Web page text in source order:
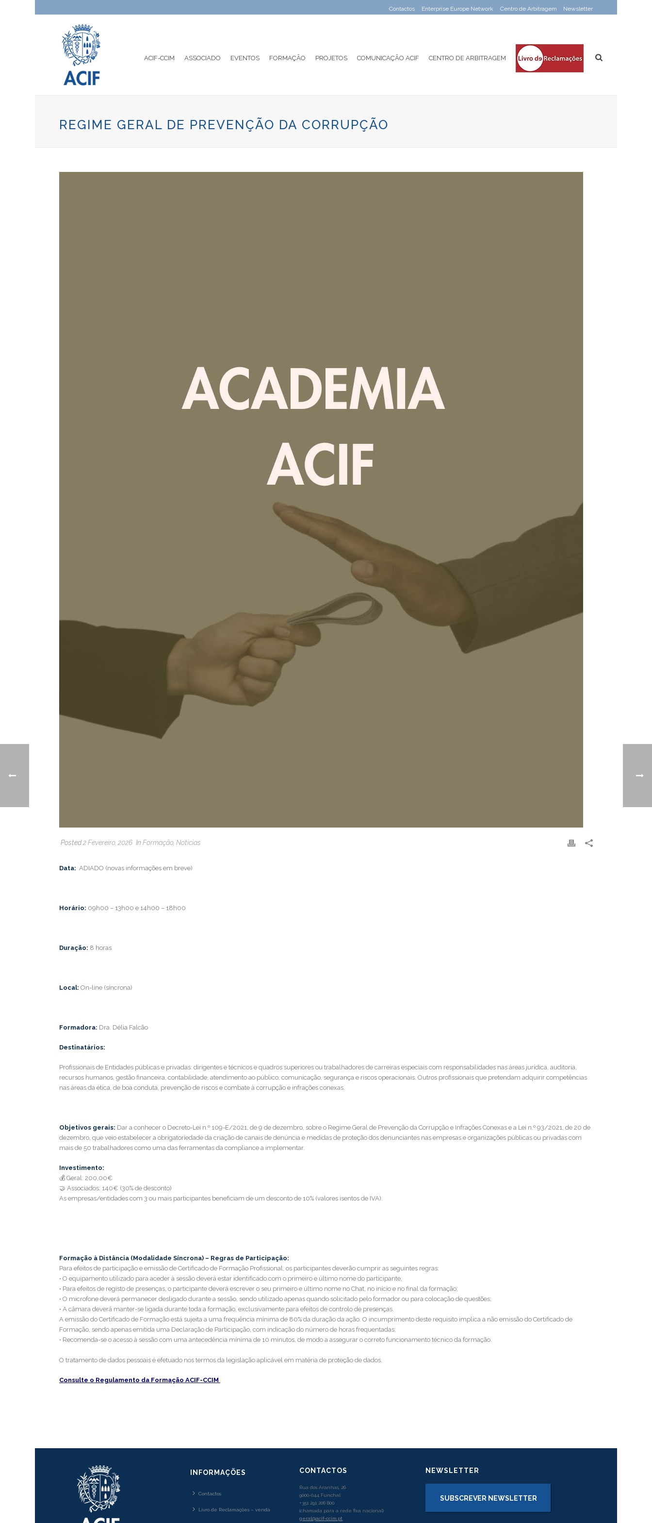
Newsletter
Contactos Enterprise Europe Network Centro de Arbitragem
ACIF-CCIM ASSOCIADO EVENTOS FORMAÇÃO PROJETOS COMUNICAÇÃO ACIF CENTRO DE ARBITRAGEM
REGIME GERAL DE PREVENÇÃO DA CORRUPÇÃO
Posted2 Fevereiro, 2026 In Formação, Noticias
Data: ADIADO (novas informações em breve)
Horário: 09h00 – 13h00 e 14h00 – 18h00
Duração: 8 horas
Local: On-line (síncrona)
Formadora: Dra. Délia Falcão
Destinatários:
Profissionais de Entidades públicas e privadas: dirigentes e técnicos e quadros superiores ou trabalhadores de carreiras especiais com responsabilidades nas áreas jurídica, auditoria,
recursos humanos, gestão financeira, contabilidade, atendimento ao público, comunicação, segurança e riscos operacionais. Outros profissionais que pretendam adquirir competências
nas áreas da ética, de boa conduta, prevenção de riscos e combate à corrupção e infrações conexas.
Objetivos gerais: Dar a conhecer o Decreto-Lei n.º 109-E/2021, de 9 de dezembro, sobre o Regime Geral de Prevenção da Corrupção e Infrações Conexas e a Lei n.º 93/2021, de 20 de
dezembro, que veio estabelecer a obrigatoriedade da criação de canais de denúncia e medidas de proteção dos denunciantes nas empresas e organizações públicas ou privadas com
mais de 50 trabalhadores como uma das ferramentas da compliance a implementar.
Investimento:
💰 Geral: 200,00€
🤝 Associados: 140€ (30% de desconto)
As empresas/entidades com 3 ou mais participantes beneficiam de um desconto de 10% (valores isentos de IVA).
Formação à Distância (Modalidade Síncrona) – Regras de Participação:
Para efeitos de participação e emissão de Certificado de Formação Profissional, os participantes deverão cumprir as seguintes regras:
• O equipamento utilizado para aceder à sessão deverá estar identificado com o primeiro e último nome do participante;
• Para efeitos de registo de presenças, o participante deverá escrever o seu primeiro e último nome no Chat, no início e no final da formação;
• O microfone deverá permanecer desligado durante a sessão, sendo utilizado apenas quando solicitado pelo formador ou para colocação de questões;
• A câmara deverá manter-se ligada durante toda a formação, exclusivamente para efeitos de controlo de presenças.
A emissão do Certificado de Formação está sujeita a uma frequência mínima de 80% da duração da ação. O incumprimento deste requisito implica a não emissão do Certificado de
Formação, sendo apenas emitida uma Declaração de Participação, com indicação do número de horas frequentadas;
• Recomenda-se o acesso à sessão com uma antecedência mínima de 10 minutos, de modo a assegurar o correto funcionamento técnico da formação.
O tratamento de dados pessoais é efetuado nos termos da legislação aplicável em matéria de proteção de dados.
Consulte o Regulamento da Formação ACIF-CCIM
INFORMAÇÕES
Contactos
Livro de Reclamações – venda
CONTACTOS
Rua dos Aranhas, 26
9000-044 Funchal
+351 291 206 800
(chamada para a rede fixa nacional)
geral@acif-ccim.pt
NEWSLETTER
SUBSCREVER NEWSLETTER